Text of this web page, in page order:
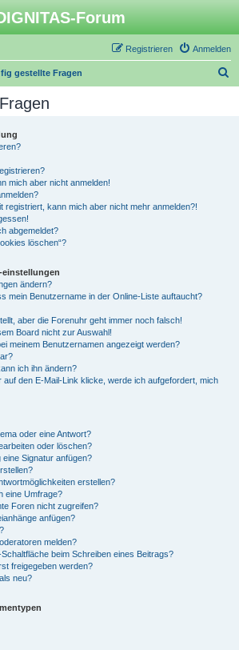
Forum
Anmelden
Registrieren
gestellte Fragen
mich aber nicht anmelden!
registriert, kann mich aber nicht mehr anmelden?!
abgemeldet?
löschen“?
einstellungen
ändern?
mein Benutzername in der Online-Liste auftaucht?
aber die Forenuhr geht immer noch falsch!
Board nicht zur Auswahl!
meinem Benutzernamen angezeigt werden?
ich ihn ändern?
auf den E-Mail-Link klicke, werde ich aufgefordert, mich
oder eine Antwort?
oder löschen?
Signatur anfügen?
erstellen?
eine Umfrage?
Foren nicht zugreifen?
anfügen?
melden?
beim Schreiben eines Beitrags?
freigegeben werden?
neu?